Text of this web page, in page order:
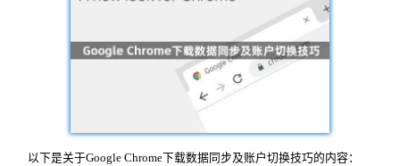
以下是关于Google Chrome下载数据同步及账户切换技巧的内容：